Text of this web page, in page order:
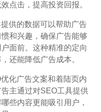
点击，提高投资回报。
供的数据可以帮助广告
和兴趣，确保广告能够
面前。这种精准的定向
还能降低广告成本。
化广告文案和着陆页内
主通过对SEO工具提供
些内容更能吸引用户，